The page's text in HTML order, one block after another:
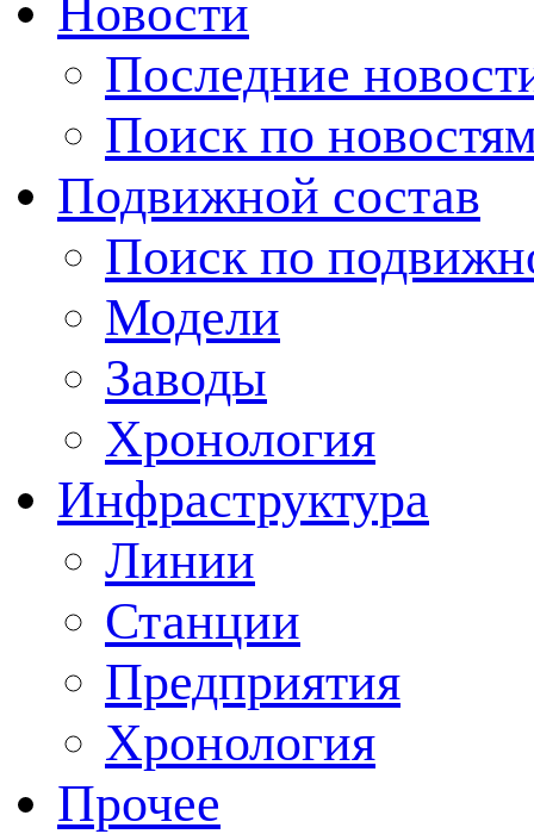
Новости
Последние
Поиск по
Подвижной состав
Поиск по
Модели
Заводы
Хронология
Инфраструктура
Линии
Станции
Предприятия
Хронология
Прочее